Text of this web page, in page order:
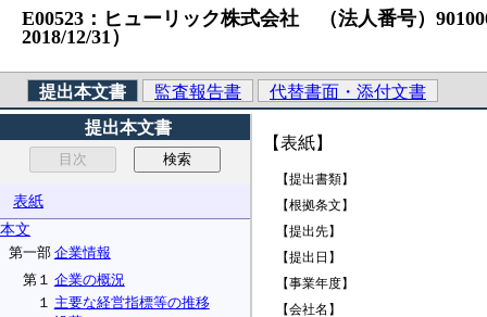
E00523：ヒューリック株式会社 （法人番号）
2018/12/31）
提出本文書 監査報告書
代替書面・添付文書
提出本文書